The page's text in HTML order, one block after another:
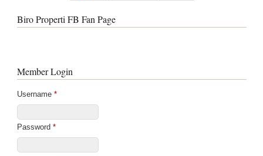
Biro Properti FB Fan Page
Member Login
Username *
Password *